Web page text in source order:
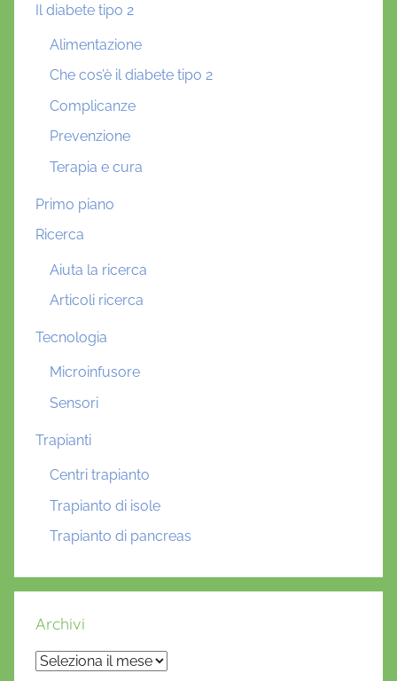
Il diabete tipo 2
Alimentazione
Che cos’è il diabete tipo 2
Complicanze
Prevenzione
Terapia e cura
Primo piano
Ricerca
Aiuta la ricerca
Articoli ricerca
Tecnologia
Microinfusore
Sensori
Trapianti
Centri trapianto
Trapianto di isole
Trapianto di pancreas
Archivi
Archivi